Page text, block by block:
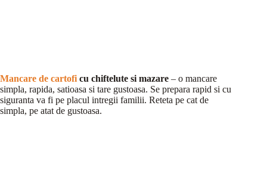
Mancare de cartofi cu chiftelute si mazare – o mancare
simpla, rapida, satioasa si tare gustoasa. Se prepara rapid si cu
siguranta va fi pe placul intregii familii. Reteta pe cat de
simpla, pe atat de gustoasa.